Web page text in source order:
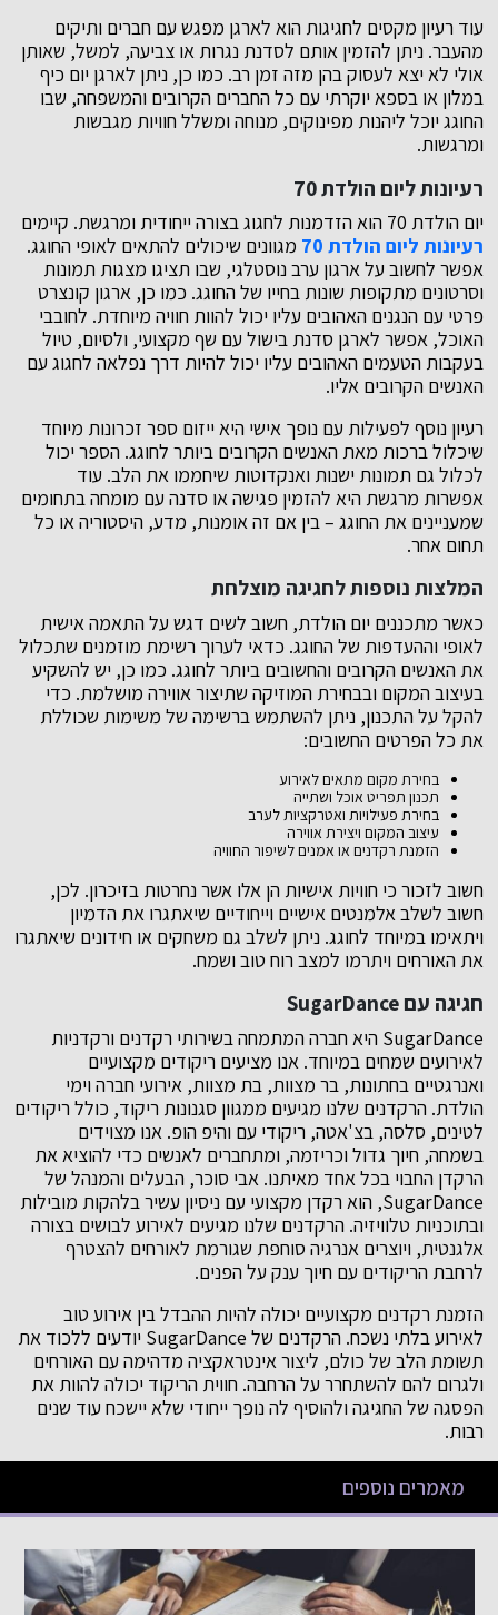
עוד רעיון מקסים לחגיגות הוא לארגן מפגש עם חברים ותיקים
מהעבר. ניתן להזמין אותם לסדנת נגרות או צביעה, למשל, שאותן
אולי לא יצא לעסוק בהן מזה זמן רב. כמו כן, ניתן לארגן יום כיף
במלון או בספא יוקרתי עם כל החברים הקרובים והמשפחה, שבו
החוגג יוכל ליהנות מפינוקים, מנוחה ומשלל חוויות מגבשות
ומרגשות.
רעיונות ליום הולדת 70
יום הולדת 70 הוא הזדמנות לחגוג בצורה ייחודית ומרגשת. קיימים
רעיונות ליום הולדת 70
מגוונים שיכולים להתאים לאופי החוגג.
אפשר לחשוב על ארגון ערב נוסטלגי, שבו תציגו מצגות תמונות
וסרטונים מתקופות שונות בחייו של החוגג. כמו כן, ארגון קונצרט
פרטי עם הנגנים האהובים עליו יכול להוות חוויה מיוחדת. לחובבי
האוכל, אפשר לארגן סדנת בישול עם שף מקצועי, ולסיום, טיול
בעקבות הטעמים האהובים עליו יכול להיות דרך נפלאה לחגוג עם
האנשים הקרובים אליו.
רעיון נוסף לפעילות עם נופך אישי היא ייזום ספר זכרונות מיוחד
שיכלול ברכות מאת האנשים הקרובים ביותר לחוגג. הספר יכול
לכלול גם תמונות ישנות ואנקדוטות שיחממו את הלב. עוד
אפשרות מרגשת היא להזמין פגישה או סדנה עם מומחה בתחומים
שמעניינים את החוגג – בין אם זה אומנות, מדע, היסטוריה או כל
תחום אחר.
המלצות נוספות לחגיגה מוצלחת
כאשר מתכננים יום הולדת, חשוב לשים דגש על התאמה אישית
לאופי וההעדפות של החוגג. כדאי לערוך רשימת מוזמנים שתכלול
את האנשים הקרובים והחשובים ביותר לחוגג. כמו כן, יש להשקיע
בעיצוב המקום ובבחירת המוזיקה שתיצור אווירה מושלמת. כדי
להקל על התכנון, ניתן להשתמש ברשימה של משימות שכוללת
את כל הפרטים החשובים:
בחירת מקום מתאים לאירוע
תכנון תפריט אוכל ושתייה
בחירת פעילויות ואטרקציות לערב
עיצוב המקום ויצירת אווירה
הזמנת רקדנים או אמנים לשיפור החוויה
חשוב לזכור כי חוויות אישיות הן אלו אשר נחרטות בזיכרון. לכן,
חשוב לשלב אלמנטים אישיים וייחודיים שיאתגרו את הדמיון
ויתאימו במיוחד לחוגג. ניתן לשלב גם משחקים או חידונים שיאתגרו
את האורחים ויתרמו למצב רוח טוב ושמח.
חגיגה עם SugarDance
SugarDance היא חברה המתמחה בשירותי רקדנים ורקדניות
לאירועים שמחים במיוחד. אנו מציעים ריקודים מקצועיים
ואנרגטיים בחתונות, בר מצוות, בת מצוות, אירועי חברה וימי
הולדת. הרקדנים שלנו מגיעים ממגוון סגנונות ריקוד, כולל ריקודים
לטינים, סלסה, בצ'אטה, ריקודי עם והיפ הופ. אנו מצוידים
בשמחה, חיוך גדול וכריזמה, ומתחברים לאנשים כדי להוציא את
הרקדן החבוי בכל אחד מאיתנו. אבי סוכר, הבעלים והמנהל של
SugarDance, הוא רקדן מקצועי עם ניסיון עשיר בלהקות מובילות
ובתוכניות טלוויזיה. הרקדנים שלנו מגיעים לאירוע לבושים בצורה
אלגנטית, ויוצרים אנרגיה סוחפת שגורמת לאורחים להצטרף
לרחבת הריקודים עם חיוך ענק על הפנים.
הזמנת רקדנים מקצועיים יכולה להיות ההבדל בין אירוע טוב
לאירוע בלתי נשכח. הרקדנים של SugarDance יודעים ללכוד את
תשומת הלב של כולם, ליצור אינטראקציה מדהימה עם האורחים
ולגרום להם להשתחרר על הרחבה. חווית הריקוד יכולה להוות את
הפסגה של החגיגה ולהוסיף לה נופך ייחודי שלא יישכח עוד שנים
רבות.
מאמרים נוספים